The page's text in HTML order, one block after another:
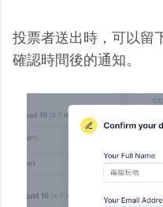
投票者送出時，可以留
確認時間後的通知。